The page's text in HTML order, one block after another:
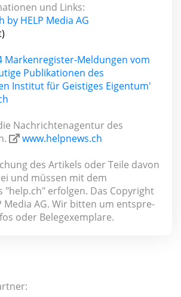
und Links:
by HELP Media AG
Markenregister-Meldungen vom
Publikationen des
Institut für Geistiges Eigentum'
Nachrichtenagentur des
www.helpnews.ch
des Artikels oder Teile davon
und müssen mit dem
"help.ch" erfolgen. Das Copyright
Media AG. Wir bitten um ent­spre­
oder Belegexemplare.